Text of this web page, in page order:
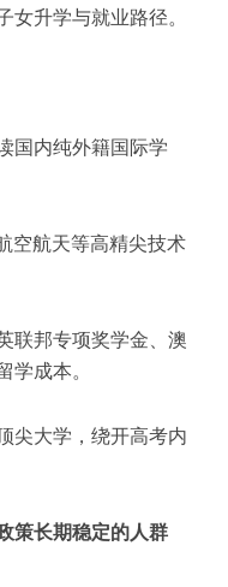
升学与就业路径。
国内纯外籍国际学
空航天等高精尖技术
联邦专项奖学金、澳
成本。
尖大学，绕开高考内
策长期稳定的人群